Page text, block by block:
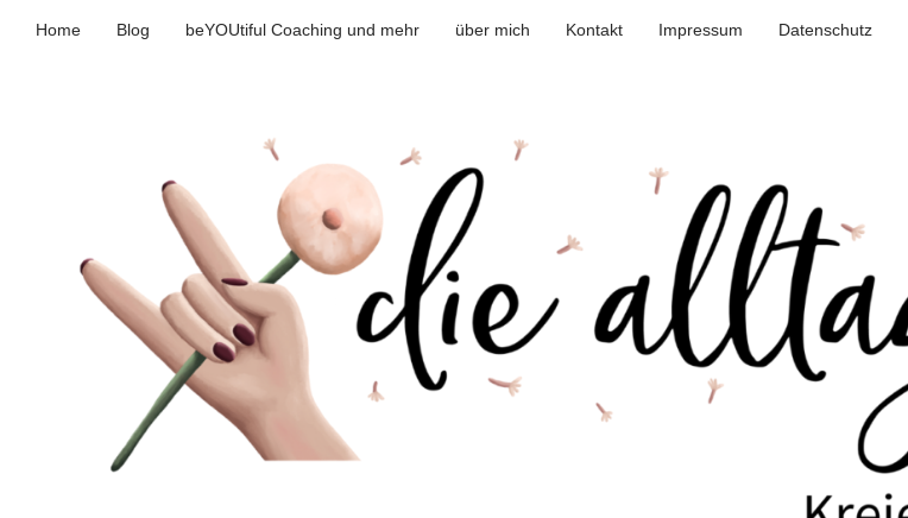
Home Blog beYOUtiful Coaching und mehr über mich Kontakt Impressum Datenschutz